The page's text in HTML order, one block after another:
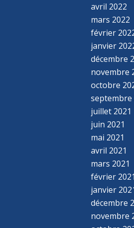
avril 2022
mars 2022
février
janvier
décembre
novembre
octobre
septembre
juillet 2021
juin 2021
mai 2021
avril 2021
mars 2021
février 2021
janvier
décembre
novembre